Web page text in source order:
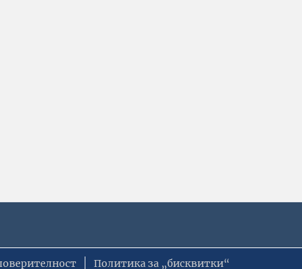
Политика за „бисквитки“